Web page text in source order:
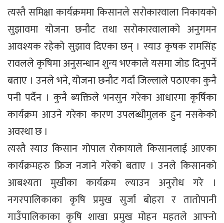
त्यस्तै समिक्षा कार्यक्रममा किसानले सरोकारवाला निकायको
सुझावमा योजना छनौट तथा सरोकारवालाको अनुगमन
आवश्यक रहेको सुझाव दिएका छन् । स्याउ कृषक रामसिंह
रावलले कृषिमा अनुसन्धान शुन्य भएकाले यसमा जोड दिनुपर्ने
बताए । उनले भने, योजना छनौट गर्दा जिल्लाले पठाएका कुनै
पनी पर्दैन । कुनै ब्यक्तिले भनसुन गरेका आधारमा कृर्षिका
कार्यक्रम आउने गरेका कारण उपलब्धीमुलक हुन नसकेको
अवस्था छ ।
त्यस्तै स्याउ किसान गोपाल रोकायाले किसानलाई आएका
कार्यक्रमहरु फ्रिज नजाने गरेको बताए । उनले किसानको
आबश्यता मुखीका कार्यक्रम ल्याउन अनुरोध गरे ।
नगरपालिकाका कृषि प्रमुख सुर्जा बोहरा र तातोपानी
गाउँपालिकाका कृषि शाखा प्रमुख मोहन महतले आफ्नो